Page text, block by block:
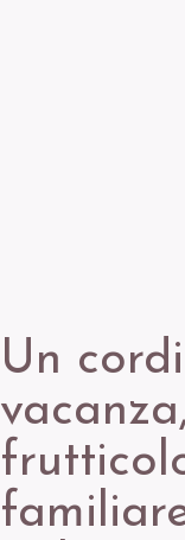
Un